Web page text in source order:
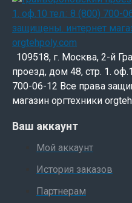
109518, г. Москва, 2-й
проезд, дом 48, стр. 1.
700-06-12 Все права
магазин оргтехники
Ваш аккаунт
Мой аккаунт
История заказов
Партнерам